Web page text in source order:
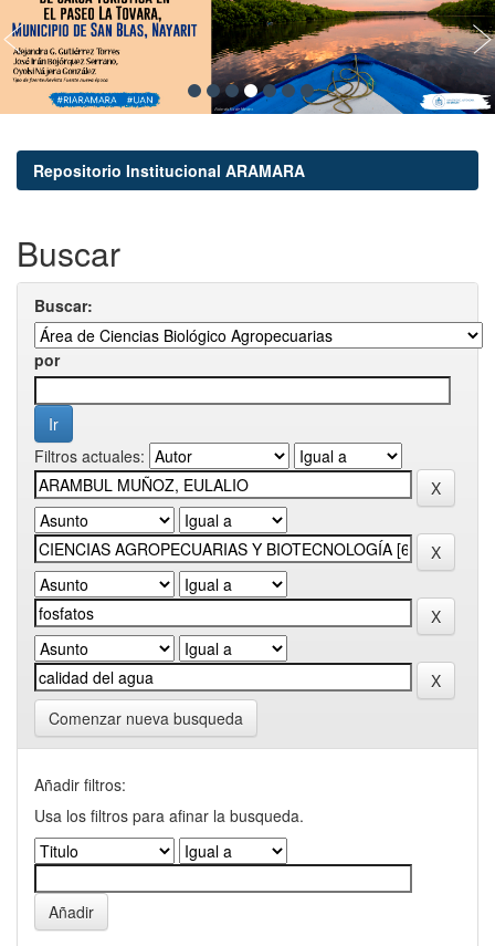
Repositorio Institucional ARAMARA
Buscar
Buscar:
por
Filtros actuales:
Comenzar nueva busqueda
Añadir filtros:
Usa los filtros para afinar la busqueda.